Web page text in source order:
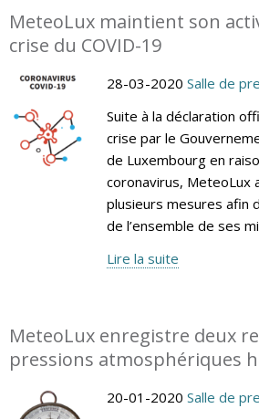
MeteoLux maintient son
crise du COVID-19
28-03-2020 Salle de
Suite à la déclaration
crise par le
de Luxembourg en
coronavirus, MeteoLux
plusieurs mesures afin
de l’ensemble de ses
Lire la suite
MeteoLux enregistre deux
pressions atmosphériques
20-01-2020 Salle de